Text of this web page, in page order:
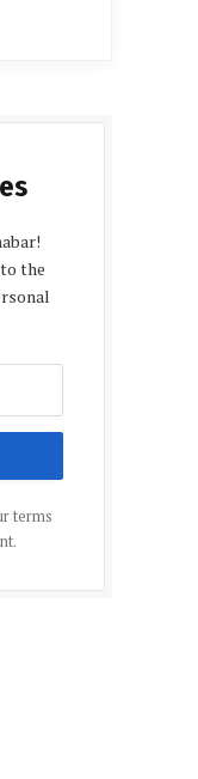
the
terms